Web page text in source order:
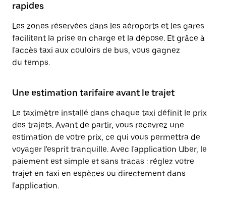
rapides
Les zones réservées dans les aéroports et les gares
facilitent la prise en charge et la dépose. Et grâce à
l'accès taxi aux couloirs de bus, vous gagnez
du temps.
Une estimation tarifaire avant le trajet
Le taximètre installé dans chaque taxi définit le prix
des trajets. Avant de partir, vous recevrez une
estimation de votre prix, ce qui vous permettra de
voyager l'esprit tranquille. Avec l'application Uber, le
paiement est simple et sans tracas : réglez votre
trajet en taxi en espèces ou directement dans
l'application.